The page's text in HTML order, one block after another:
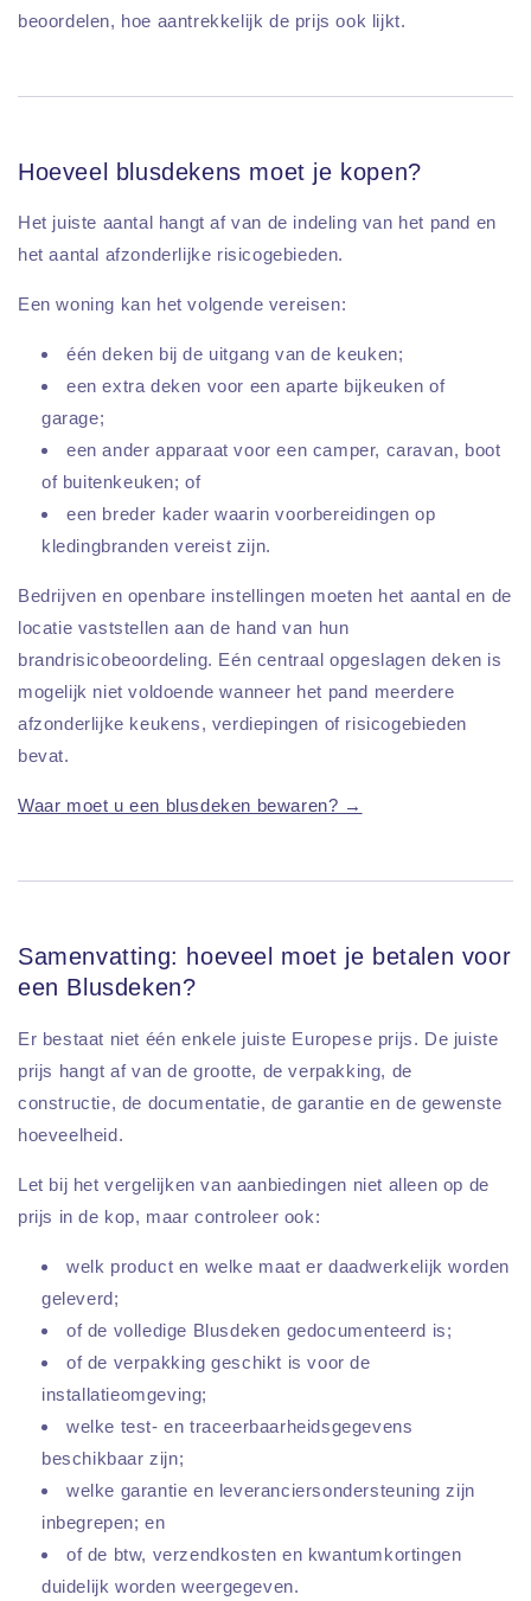
beoordelen, hoe aantrekkelijk de prijs ook lijkt.
Hoeveel blusdekens moet je kopen?
Het juiste aantal hangt af van de indeling van het pand en
het aantal afzonderlijke risicogebieden.
Een woning kan het volgende vereisen:
één deken bij de uitgang van de keuken;
een extra deken voor een aparte bijkeuken of
garage;
een ander apparaat voor een camper, caravan, boot
of buitenkeuken; of
een breder kader waarin voorbereidingen op
kledingbranden vereist zijn.
Bedrijven en openbare instellingen moeten het aantal en de
locatie vaststellen aan de hand van hun
brandrisicobeoordeling. Eén centraal opgeslagen deken is
mogelijk niet voldoende wanneer het pand meerdere
afzonderlijke keukens, verdiepingen of risicogebieden
bevat.
Waar moet u een blusdeken bewaren? →
Samenvatting: hoeveel moet je betalen voor
een Blusdeken?
Er bestaat niet één enkele juiste Europese prijs. De juiste
prijs hangt af van de grootte, de verpakking, de
constructie, de documentatie, de garantie en de gewenste
hoeveelheid.
Let bij het vergelijken van aanbiedingen niet alleen op de
prijs in de kop, maar controleer ook:
welk product en welke maat er daadwerkelijk worden
geleverd;
of de volledige Blusdeken gedocumenteerd is;
of de verpakking geschikt is voor de
installatieomgeving;
welke test- en traceerbaarheidsgegevens
beschikbaar zijn;
welke garantie en leveranciersondersteuning zijn
inbegrepen; en
of de btw, verzendkosten en kwantumkortingen
duidelijk worden weergegeven.